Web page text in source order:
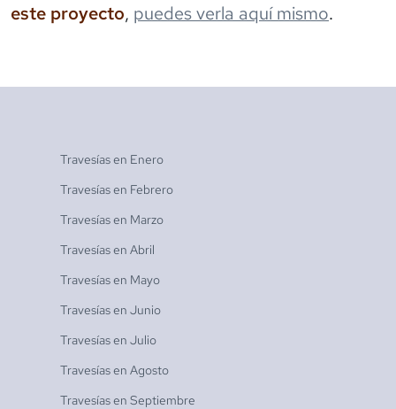
este proyecto, puedes verla aquí mismo.
Travesías en Enero
Travesías en Febrero
Travesías en Marzo
Travesías en Abril
Travesías en Mayo
Travesías en Junio
Travesías en Julio
Travesías en Agosto
Travesías en Septiembre